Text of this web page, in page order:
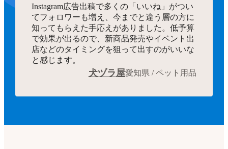
Instagram広告出稿で多くの「いいね」がつい
てフォロワーも増え、今までと違う層の方に
知ってもらえた手応えがありました。低予算
で効果が出るので、新商品発売やイベント出
店などのタイミングを狙って出すのがいいな
と感じます。
犬ヅラ屋愛知県 / ペット用品